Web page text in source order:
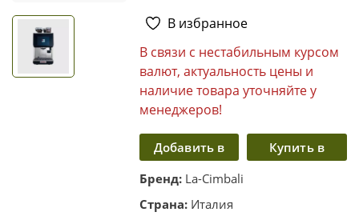
В избранное
В связи с нестабильным курсом
валют, актуальность цены и
наличие товара уточняйте у
менеджеров!
Добавить в
корзину
Купить в
Бренд: La-Cimbali
Страна: Италия